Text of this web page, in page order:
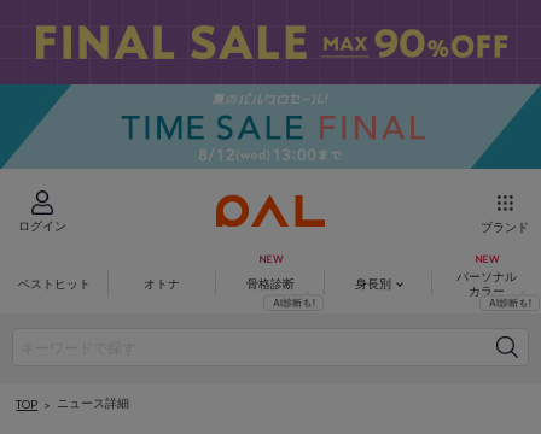
ログイン ブランド
ベストヒット オトナ 骨格診断 身長別
パーソナル
カラー
TOP ニュース詳細